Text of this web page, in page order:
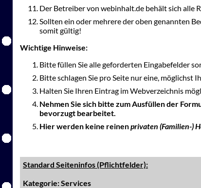
Der Betreiber von webinhalt.de behält sich alle
Sollten ein oder mehrere der oben genannten
somit gültig!
Wichtige Hinweise:
Bitte füllen Sie alle geforderten Eingabefelder
Bitte schlagen Sie pro Seite nur eine, möglichst
Halten Sie Ihren Eintrag im Webverzeichnis
Nehmen Sie sich bitte zum Ausfüllen der
bevorzugt bearbeitet.
Hier werden keine reinenprivaten (Familien-)
Standard Seiteninfos (Pflichtfelder):
Kategorie: Services